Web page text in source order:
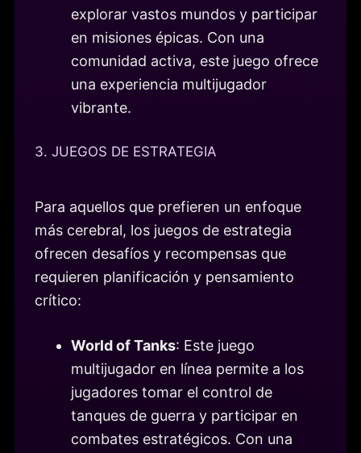
explorar vastos mundos y participar
en misiones épicas. Con una
comunidad activa, este juego ofrece
una experiencia multijugador
vibrante.
3. JUEGOS DE ESTRATEGIA
Para aquellos que prefieren un enfoque
más cerebral, los juegos de estrategia
ofrecen desafíos y recompensas que
requieren planificación y pensamiento
crítico:
World of Tanks: Este juego
multijugador en línea permite a los
jugadores tomar el control de
tanques de guerra y participar en
combates estratégicos. Con una